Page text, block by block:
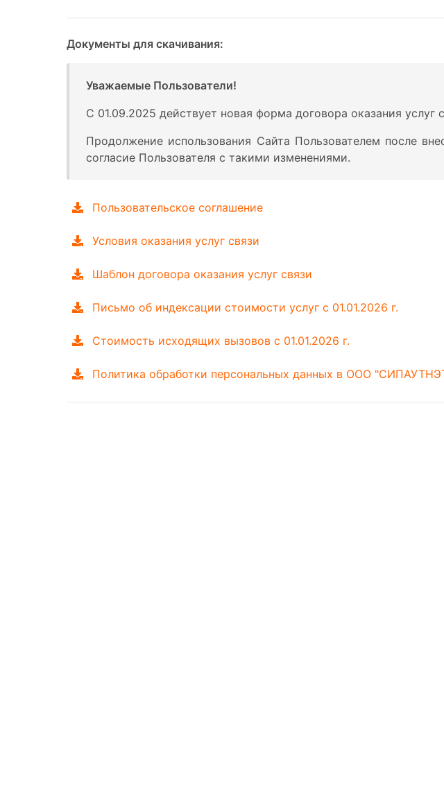
Документы для скачивания:
Уважаемые Пользователи!
С 01.09.2025 действует новая форма договора оказания услуг
Продолжение использования Сайта Пользователем после
согласие Пользователя с такими изменениями.
Пользовательское соглашение
Условия оказания услуг связи
Шаблон договора оказания услуг связи
Письмо об индексации стоимости услуг с 01.01.2026 г.
Стоимость исходящих вызовов с 01.01.2026 г.
Политика обработки персональных данных в ООО